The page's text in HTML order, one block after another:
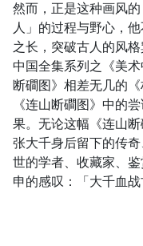
然而，正是这种画风
人」的过程与野心，
之长，突破古人的风
中国全集系列之《美
断磵图》相差无几的
《连山断磵图》中的
果。无论这幅《连山
张大千身后留下的传
世的学者、收藏家、
申的感叹：「大千血战